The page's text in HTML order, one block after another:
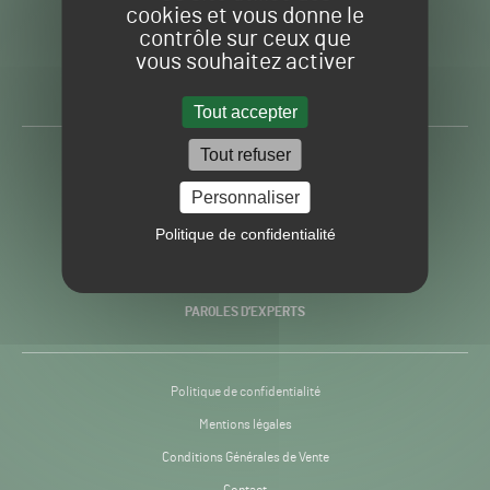
cookies et vous donne le
contrôle sur ceux que
vous souhaitez activer
Tout accepter
Tout refuser
Personnaliser
Politique de confidentialité
Gazon
Sport
H24
-
Toute l’info autour du
PRATIQUES
PAROLES D’EXPERTS
Politique de confidentialité
Mentions légales
Conditions Générales de Vente